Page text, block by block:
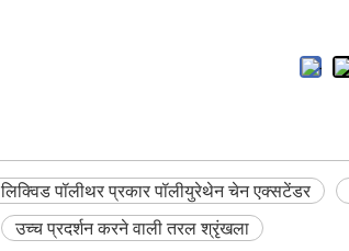
लिक्विड पॉलीथर प्रकार पॉलीयुरेथेन चेन एक्सटेंडर
उच्च प्रदर्शन करने वाली तरल श्रृंखला